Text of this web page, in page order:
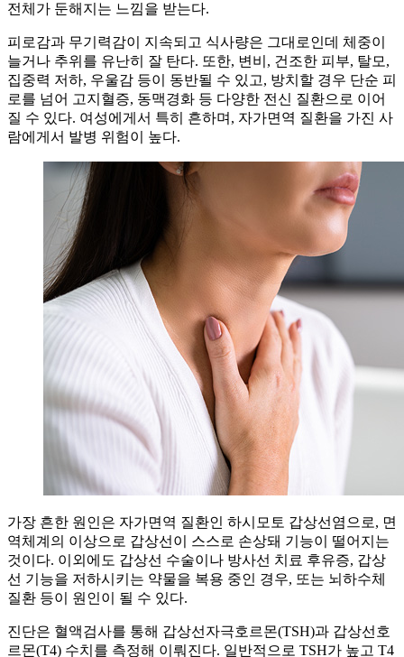
전체가 둔해지는 느낌을 받는다.
피로감과 무기력감이 지속되고 식사량은 그대로인데 체중이
늘거나 추위를 유난히 잘 탄다. 또한, 변비, 건조한 피부, 탈모,
집중력 저하, 우울감 등이 동반될 수 있고, 방치할 경우 단순 피
로를 넘어 고지혈증, 동맥경화 등 다양한 전신 질환으로 이어
질 수 있다. 여성에게서 특히 흔하며, 자가면역 질환을 가진 사
람에게서 발병 위험이 높다.
가장 흔한 원인은 자가면역 질환인 하시모토 갑상선염으로, 면
역체계의 이상으로 갑상선이 스스로 손상돼 기능이 떨어지는
것이다. 이외에도 갑상선 수술이나 방사선 치료 후유증, 갑상
선 기능을 저하시키는 약물을 복용 중인 경우, 또는 뇌하수체
질환 등이 원인이 될 수 있다.
진단은 혈액검사를 통해 갑상선자극호르몬(TSH)과 갑상선호
르몬(T4) 수치를 측정해 이뤄진다. 일반적으로 TSH가 높고 T4